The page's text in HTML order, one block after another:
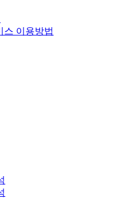
스 이용방법